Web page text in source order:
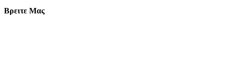
Βρειτε Μας